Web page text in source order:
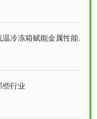
冻箱赋能金属性能升级
些行业